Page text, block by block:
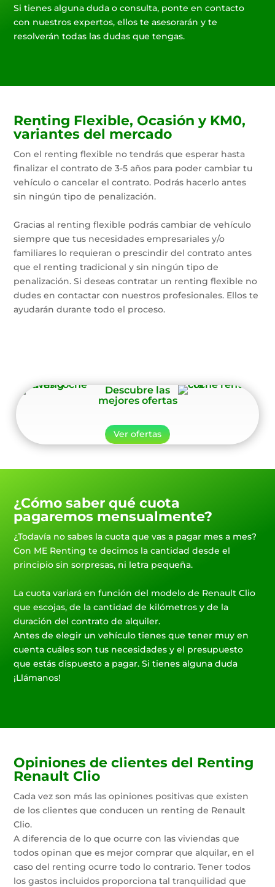
Si tienes alguna duda o consulta, ponte en contacto
con nuestros expertos, ellos te asesorarán y te
resolverán todas las dudas que tengas.
Renting Flexible, Ocasión y KM0,
variantes del mercado
Con el renting flexible no tendrás que esperar hasta
finalizar el contrato de 3-5 años para poder cambiar tu
vehículo o cancelar el contrato. Podrás hacerlo antes
sin ningún tipo de penalización.
Gracias al renting flexible podrás cambiar de vehículo
siempre que tus necesidades empresariales y/o
familiares lo requieran o prescindir del contrato antes
que el renting tradicional y sin ningún tipo de
penalización. Si deseas contratar un renting flexible no
dudes en contactar con nuestros profesionales. Ellos te
ayudarán durante todo el proceso.
Descubre las
mejores ofertas
Ver ofertas
¿Cómo saber qué cuota
pagaremos mensualmente?
¿Todavía no sabes la cuota que vas a pagar mes a mes?
Con ME Renting te decimos la cantidad desde el
principio sin sorpresas, ni letra pequeña.
La cuota variará en función del modelo de Renault Clio
que escojas, de la cantidad de kilómetros y de la
duración del contrato de alquiler.
Antes de elegir un vehículo tienes que tener muy en
cuenta cuáles son tus necesidades y el presupuesto
que estás dispuesto a pagar. Si tienes alguna duda
¡Llámanos!
Opiniones de clientes del Renting
Renault Clio
Cada vez son más las opiniones positivas que existen
de los clientes que conducen un renting de Renault
Clio.
A diferencia de lo que ocurre con las viviendas que
todos opinan que es mejor comprar que alquilar, en el
caso del renting ocurre todo lo contrario. Tener todos
los gastos incluidos proporciona tal tranquilidad que